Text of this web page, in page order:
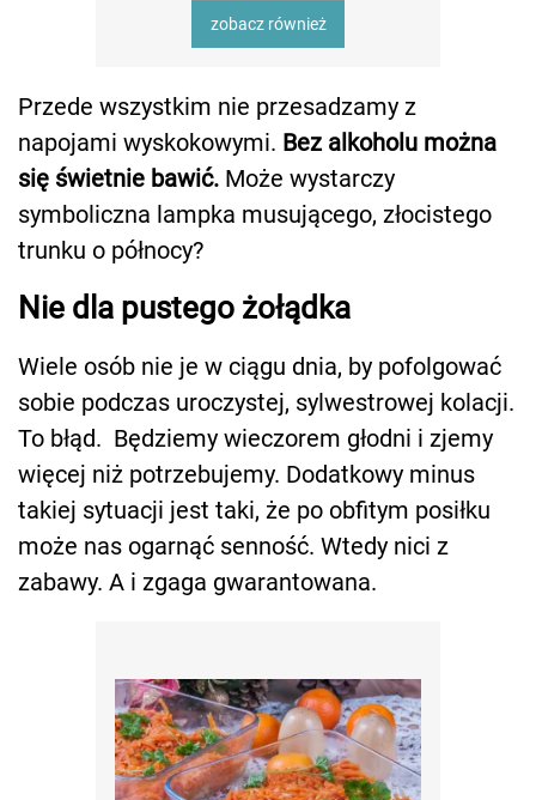
zobacz również
Przede wszystkim nie przesadzamy z
napojami wyskokowymi. Bez alkoholu można
się świetnie bawić. Może wystarczy
symboliczna lampka musującego, złocistego
trunku o północy?
Nie dla pustego żołądka
Wiele osób nie je w ciągu dnia, by pofolgować
sobie podczas uroczystej, sylwestrowej kolacji.
To błąd. Będziemy wieczorem głodni i zjemy
więcej niż potrzebujemy. Dodatkowy minus
takiej sytuacji jest taki, że po obfitym posiłku
może nas ogarnąć senność. Wtedy nici z
zabawy. A i zgaga gwarantowana.